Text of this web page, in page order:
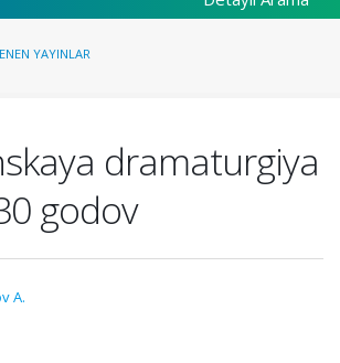
YAYINLAR
dramaturgiya
godov
A.